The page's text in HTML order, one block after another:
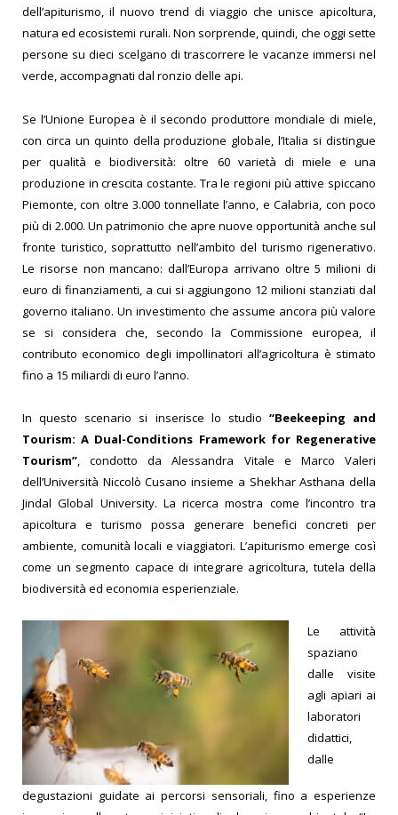
dell’apiturismo, il nuovo trend di viaggio che unisce apicoltura,
natura ed ecosistemi rurali. Non sorprende, quindi, che oggi sette
persone su dieci scelgano di trascorrere le vacanze immersi nel
verde, accompagnati dal ronzio delle api.
Se l’Unione Europea è il secondo produttore mondiale di miele,
con circa un quinto della produzione globale, l’Italia si distingue
per qualità e biodiversità: oltre 60 varietà di miele e una
produzione in crescita costante. Tra le regioni più attive spiccano
Piemonte, con oltre 3.000 tonnellate l’anno, e Calabria, con poco
più di 2.000. Un patrimonio che apre nuove opportunità anche sul
fronte turistico, soprattutto nell’ambito del turismo rigenerativo.
Le risorse non mancano: dall’Europa arrivano oltre 5 milioni di
euro di finanziamenti, a cui si aggiungono 12 milioni stanziati dal
governo italiano. Un investimento che assume ancora più valore
se si considera che, secondo la Commissione europea, il
contributo economico degli impollinatori all’agricoltura è stimato
fino a 15 miliardi di euro l’anno.
In questo scenario si inserisce lo studio “Beekeeping and
Tourism: A Dual-Conditions Framework for Regenerative
Tourism”, condotto da Alessandra Vitale e Marco Valeri
dell’Università Niccolò Cusano insieme a Shekhar Asthana della
Jindal Global University. La ricerca mostra come l’incontro tra
apicoltura e turismo possa generare benefici concreti per
ambiente, comunità locali e viaggiatori. L’apiturismo emerge così
come un segmento capace di integrare agricoltura, tutela della
biodiversità ed economia esperienziale.
Le attività
spaziano
dalle visite
agli apiari ai
laboratori
didattici,
dalle
degustazioni guidate ai percorsi sensoriali, fino a esperienze